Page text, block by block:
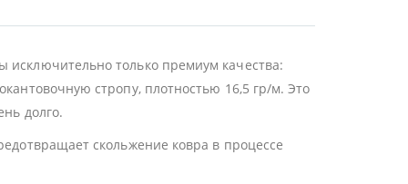
исключительно только премиум качества:
стропу, плотностью 16,5 гр/м. Это
долго.
скольжение ковра в процессе